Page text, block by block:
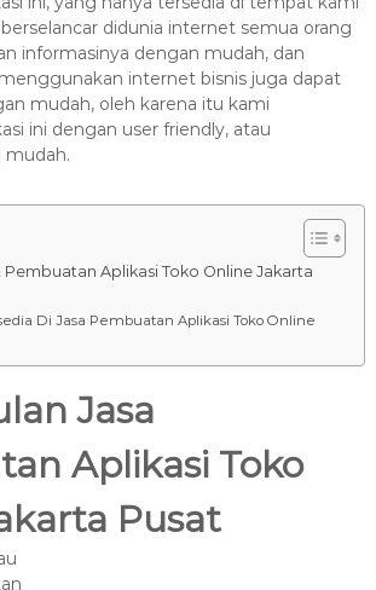
-
8
7
7
9
6
didunia internet semua orang
informasinya dengan mudah, dan
internet bisnis juga dapat
mudah, oleh karena itu kami
ini dengan user friendly, atau
mudah.
Pembuatan Aplikasi Toko Online Jakarta
Di Jasa Pembuatan Aplikasi Toko Online
Jasa
Aplikasi Toko
Pusat